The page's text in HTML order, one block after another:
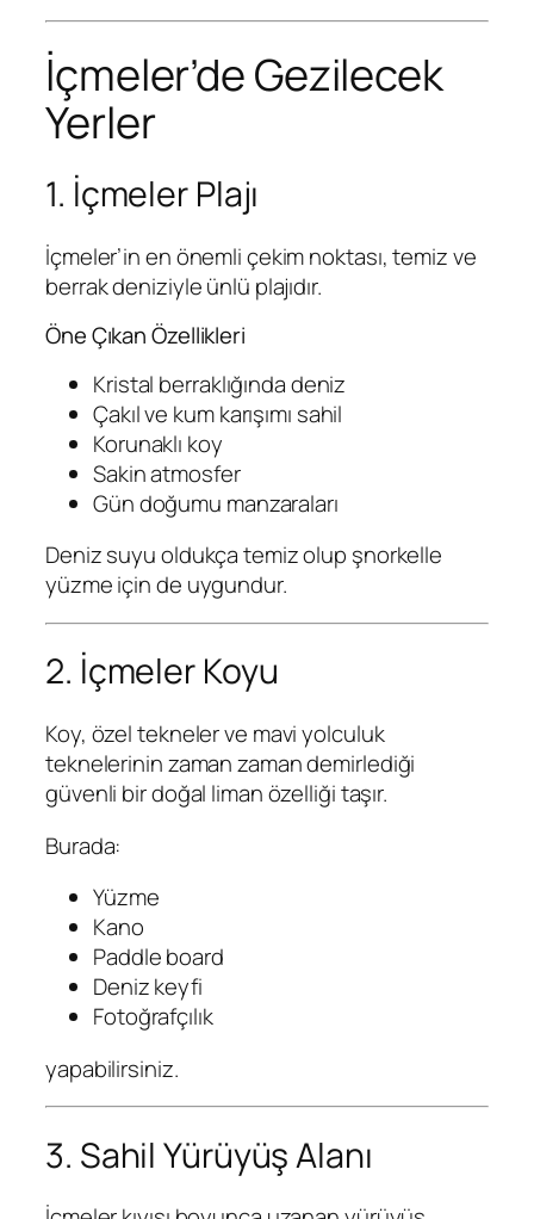
İçmeler’de Gezilecek
Yerler
1. İçmeler Plajı
İçmeler’in en önemli çekim noktası, temiz ve
berrak deniziyle ünlü plajıdır.
Öne Çıkan Özellikleri
Kristal berraklığında deniz
Çakıl ve kum karışımı sahil
Korunaklı koy
Sakin atmosfer
Gün doğumu manzaraları
Deniz suyu oldukça temiz olup şnorkelle
yüzme için de uygundur.
2. İçmeler Koyu
Koy, özel tekneler ve mavi yolculuk
teknelerinin zaman zaman demirlediği
güvenli bir doğal liman özelliği taşır.
Burada:
Yüzme
Kano
Paddle board
Deniz keyfi
Fotoğrafçılık
yapabilirsiniz.
3. Sahil Yürüyüş Alanı